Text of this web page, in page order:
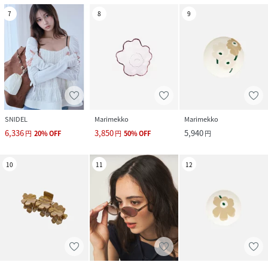
7
SNIDEL
6,336円 20%OFF
8
Marimekko
3,850円 50%OFF
9
Marimekko
5,940円
10 11 12